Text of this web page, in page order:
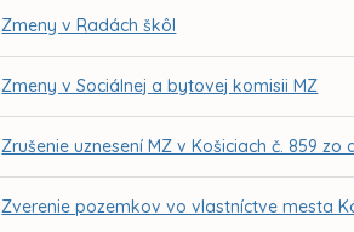
Zmeny v Radách škôl
Zmeny v Sociálnej a bytovej komisii MZ
Zrušenie uznesení MZ v Košiciach č. 859 zo
Zverenie pozemkov vo vlastníctve mesta